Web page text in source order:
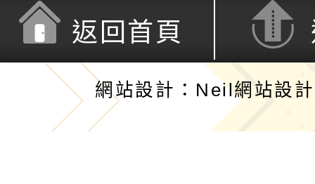
返回首頁
網站設計：Neil網站設